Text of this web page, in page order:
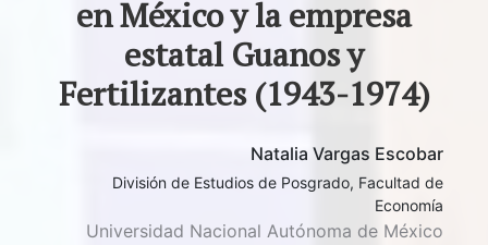
en México y la empresa
estatal Guanos y
Fertilizantes (1943-1974)
Natalia Vargas Escobar
División de Estudios de Posgrado, Facultad de
Economía
Universidad Nacional Autónoma de México